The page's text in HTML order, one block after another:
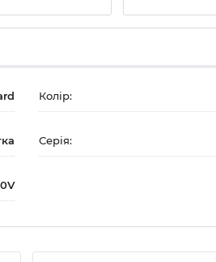
Колір:
Серія: